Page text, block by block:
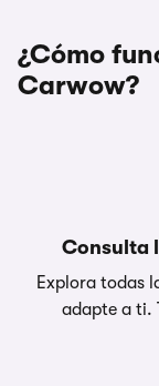
¿Cómo
Carwow?
Consulta
Explora todas
adapte a ti.